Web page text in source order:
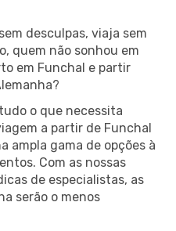
desculpas, viaja sem
quem não sonhou em
em Funchal e partir
o que necessita
a partir de Funchal
ampla gama de opções à
Com as nossas
de especialistas, as
serão o menos